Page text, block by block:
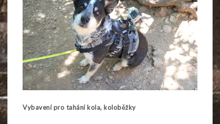
Vybavení pro tahání kola, koloběžky